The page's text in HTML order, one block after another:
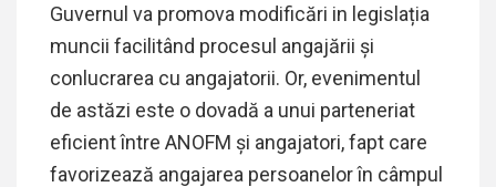
Guvernul va promova modificări in legislația
muncii facilitând procesul angajării și
conlucrarea cu angajatorii. Or, evenimentul
de astăzi este o dovadă a unui parteneriat
eficient între ANOFM și angajatori, fapt care
favorizează angajarea persoanelor în câmpul